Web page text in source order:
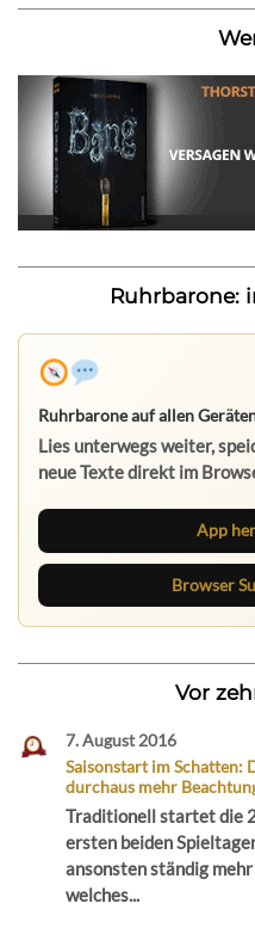
Ruhrbarone:
Ruhrbarone auf allen
Lies unterwegs weiter,
neue Texte direkt im
App
Browser
Vor
7. August 2016
Saisonstart im Schatten:
durchaus mehr
Traditionell startet die
ersten beiden
ansonsten ständig
welches...